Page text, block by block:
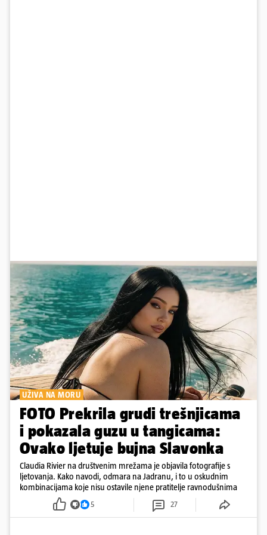
UŽIVA NA MORU
FOTO Prekrila grudi trešnjicama
i pokazala guzu u tangicama:
Ovako ljetuje bujna Slavonka
Claudia Rivier na društvenim mrežama je objavila fotografije s
ljetovanja. Kako navodi, odmara na Jadranu, i to u oskudnim
kombinacijama koje nisu ostavile njene pratitelje ravnodušnima
5 27